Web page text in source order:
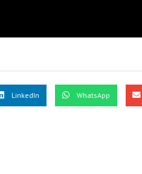
LinkedIn WhatsApp